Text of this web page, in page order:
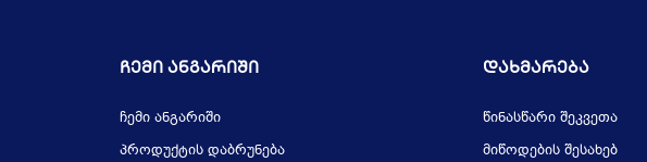
Ჩემი Ანგარიში
ჩემი ანგარიში
პროდუქტის დაბრუნება
Დახმარება
წინასწარი შეკვეთა
მიწოდების შესახებ